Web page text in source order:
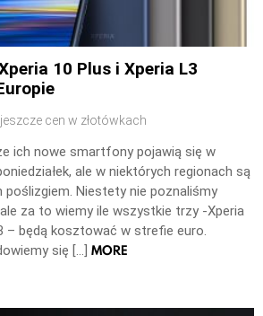
10 Plus i Xperia L3
cen w złotówkach
ich nowe smartfony pojawią się w
ale w niektórych regionach są
poślizgiem. Niestety nie poznaliśmy
za to wiemy ile wszystkie trzy -Xperia
– będą kosztować w strefie euro.
się […] MORE